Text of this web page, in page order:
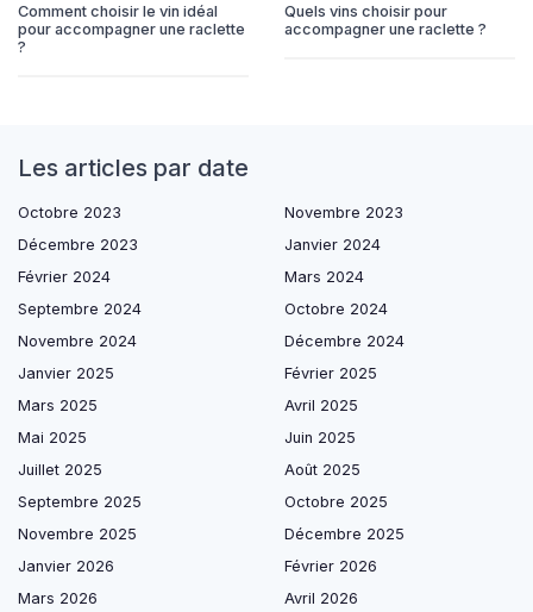
Comment choisir le vin idéal
pour accompagner une raclette
?
Quels vins choisir pour
accompagner une raclette ?
Les articles par date
Octobre 2023
Novembre 2023
Décembre 2023
Janvier 2024
Février 2024
Mars 2024
Septembre 2024
Octobre 2024
Novembre 2024
Décembre 2024
Janvier 2025
Février 2025
Mars 2025
Avril 2025
Mai 2025
Juin 2025
Juillet 2025
Août 2025
Septembre 2025
Octobre 2025
Novembre 2025
Décembre 2025
Janvier 2026
Février 2026
Mars 2026
Avril 2026